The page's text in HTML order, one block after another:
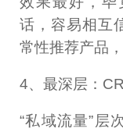
话，容易相互
常性推荐产品
4、最深层：
“私域流量”层